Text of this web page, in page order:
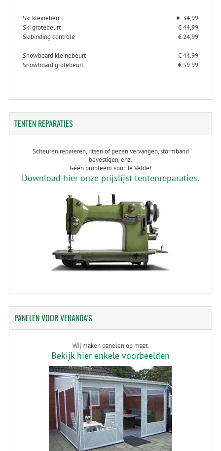
Ski kleinebeurt
€ 34,99
Ski grotebeurt
€ 44,99
Skibinding controle
€ 24,99
Snowboard kleinebeurt
€ 44.99
Snowboard grotebeurt
€ 59.99
TENTENREPARATIES
Scheuren repareren, ritsen of pezen vervangen, stormband
bevestigen, enz.
Géén probleem voor Te Velde!
Download hier onze prijslijst tentenreparaties.
PANELENVOOR VERANDA'S
Wij maken panelen op maat.
Bekijk hier enkele voorbeelden